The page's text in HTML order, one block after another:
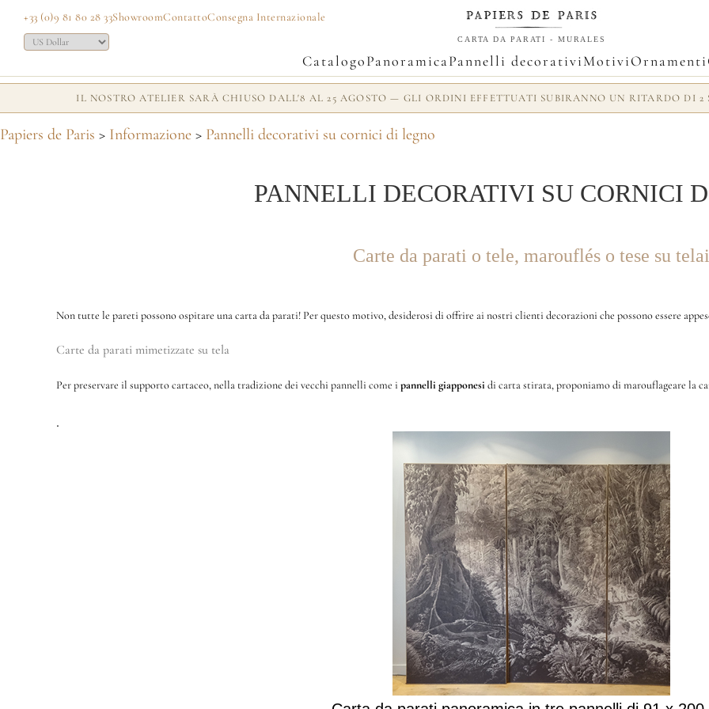
+33 (0)9 81 80 28 33ShowroomContattoConsegna Internazionale
CARTA DA PARATI - MURALES
CatalogoPanoramicaPannelli decorativiMotiviOrnamenti
IL NOSTRO ATELIER SARÀ CHIUSO DALL'8 AL 25 AGOSTO — GLI ORDINI EFFETTUATI SUBIRANNO UN RITARDO DI
Papiers de Paris > Informazione > Pannelli decorativi su cornici di legno
PANNELLI DECORATIVI SU CORNICI
Carte da parati o tele, marouflés o tese su telai
Non tutte le pareti possono ospitare una carta da parati! Per questo motivo, desiderosi di offrire ai nostri clienti decorazioni che possono essere
Carte da parati mimetizzate su tela
Per preservare il supporto cartaceo, nella tradizione dei vecchi pannelli come i pannelli giapponesi di carta stirata, proponiamo di marouflageare la
.